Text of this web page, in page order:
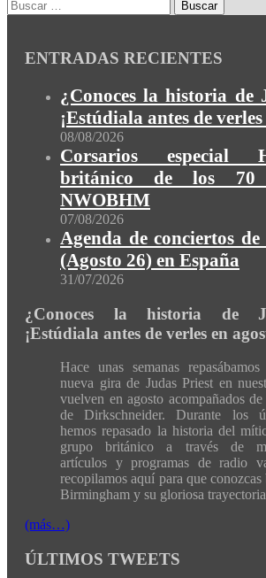
ENTRADAS RECIENTES
¿Conoces la historia de
¡Estúdiala antes de
08/08/2026
Corsarios especial
británico de los 70
NWOBHM
07/08/2026
Agenda de conciertos
(Agosto 26) en España
31/07/2026
¿Conoces la historia de
¡Estúdiala antes de verles en
Hace unas semanas
nueva gira de Judas Priest en
vuelven en agosto acompañados
de Dirkschneider. Durante los
hemos repasado la historia del
grupo británico a través de
artículos y programas de radio
recopilamos aquí para que
Birmingham y su gloriosa
(más…)
ÚLTIMOS TWEETS